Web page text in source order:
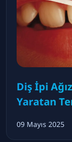
Diş İpi
Yaratan
09 Mayıs 2025